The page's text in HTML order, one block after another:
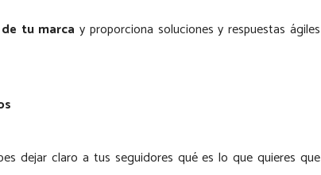
tu marca y proporciona soluciones y respuestas ágiles
dejar claro a tus seguidores qué es lo que quieres que